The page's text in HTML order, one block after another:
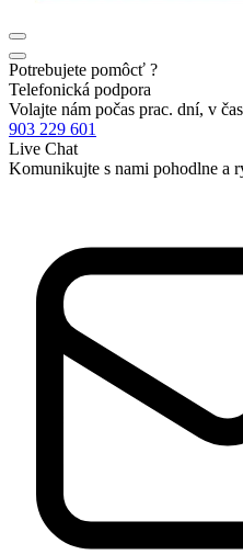
Potrebujete pomôcť ?
Telefonická podpora
Volajte nám počas prac. dní, v
903 229 601
Live Chat
Komunikujte s nami pohodlne a